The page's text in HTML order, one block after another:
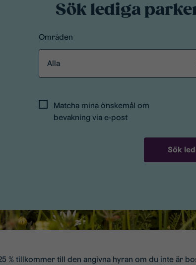
Sök lediga
Områden
Alla
Matcha mina önskemål om
bevakning via e-post
% tillkommer till den angivna hyran om du inte är